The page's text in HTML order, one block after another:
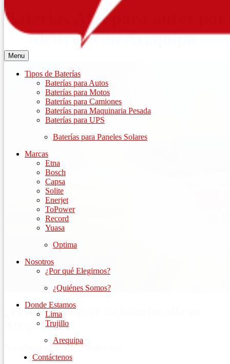
Menu
Tipos de Baterías
Baterías para Autos
Baterías para Motos
Baterías para Camiones
Baterías para Maquinaria Pesada
Baterías para UPS
Baterías para Paneles Solares
Marcas
Etna
Bosch
Capsa
Solite
Enerjet
ToPower
Record
Yuasa
Optima
Nosotros
¿Por qué Elegirnos?
¿Quiénes Somos?
Donde Estamos
Lima
Trujillo
Arequipa
Contáctenos
Baterias Alfa para autos por
delivery en Arequipa
¿Porqué Comprar en baterías alfa en
Arequipa?
No almacenamos productos